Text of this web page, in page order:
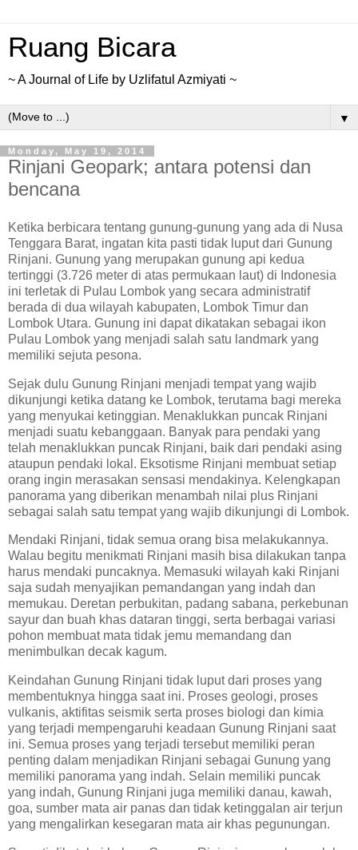
Ruang Bicara
~ A Journal of Life by Uzlifatul Azmiyati ~
▼
Monday, May 19, 2014
Rinjani Geopark; antara potensi dan
bencana
Ketika berbicara tentang gunung-gunung yang ada di Nusa
Tenggara Barat, ingatan kita pasti tidak luput dari Gunung
Rinjani. Gunung yang merupakan gunung api kedua
tertinggi (3.726 meter di atas permukaan laut) di Indonesia
ini terletak di Pulau Lombok yang secara administratif
berada di dua wilayah kabupaten, Lombok Timur dan
Lombok Utara. Gunung ini dapat dikatakan sebagai ikon
Pulau Lombok yang menjadi salah satu landmark yang
memiliki sejuta pesona.
Sejak dulu Gunung Rinjani menjadi tempat yang wajib
dikunjungi ketika datang ke Lombok, terutama bagi mereka
yang menyukai ketinggian. Menaklukkan puncak Rinjani
menjadi suatu kebanggaan. Banyak para pendaki yang
telah menaklukkan puncak Rinjani, baik dari pendaki asing
ataupun pendaki lokal. Eksotisme Rinjani membuat setiap
orang ingin merasakan sensasi mendakinya. Kelengkapan
panorama yang diberikan menambah nilai plus Rinjani
sebagai salah satu tempat yang wajib dikunjungi di Lombok.
Mendaki Rinjani, tidak semua orang bisa melakukannya.
Walau begitu menikmati Rinjani masih bisa dilakukan tanpa
harus mendaki puncaknya. Memasuki wilayah kaki Rinjani
saja sudah menyajikan pemandangan yang indah dan
memukau. Deretan perbukitan, padang sabana, perkebunan
sayur dan buah khas dataran tinggi, serta berbagai variasi
pohon membuat mata tidak jemu memandang dan
menimbulkan decak kagum.
Keindahan Gunung Rinjani tidak luput dari proses yang
membentuknya hingga saat ini. Proses geologi, proses
vulkanis, aktifitas seismik serta proses biologi dan kimia
yang terjadi mempengaruhi keadaan Gunung Rinjani saat
ini. Semua proses yang terjadi tersebut memiliki peran
penting dalam menjadikan Rinjani sebagai Gunung yang
memiliki panorama yang indah. Selain memiliki puncak
yang indah, Gunung Rinjani juga memiliki danau, kawah,
goa, sumber mata air panas dan tidak ketinggalan air terjun
yang mengalirkan kesegaran mata air khas pegunungan.